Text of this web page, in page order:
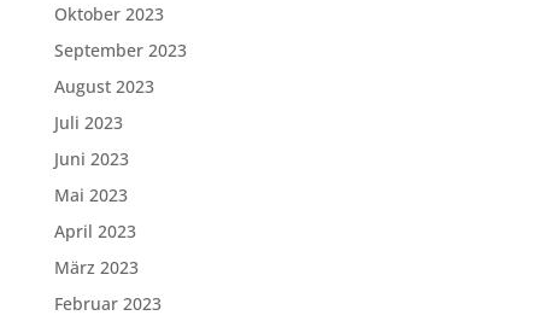
Oktober 2023
September 2023
August 2023
Juli 2023
Juni 2023
Mai 2023
April 2023
März 2023
Februar 2023